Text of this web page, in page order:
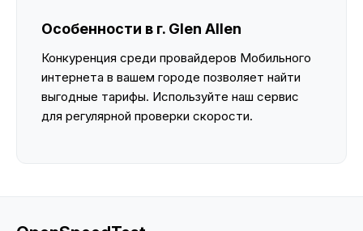
Особенности в г. Glen Allen
Конкуренция среди провайдеров Мобильного
интернета в вашем городе позволяет найти
выгодные тарифы. Используйте наш сервис
для регулярной проверки скорости.